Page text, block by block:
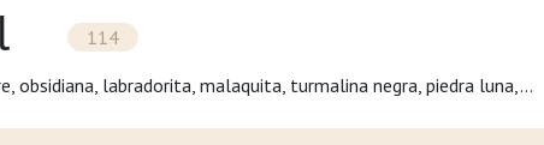
114
obsidiana, labradorita, malaquita, turmalina negra, piedra luna,...